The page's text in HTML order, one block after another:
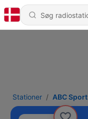
Stationer ABC Sport